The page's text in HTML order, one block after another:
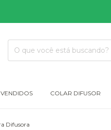
COLAR DIFUSOR
Difusora